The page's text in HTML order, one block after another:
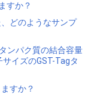
すか？
どのようなサンプ
ンパク質の結合容量
イズのGST-Tagタ
すか？